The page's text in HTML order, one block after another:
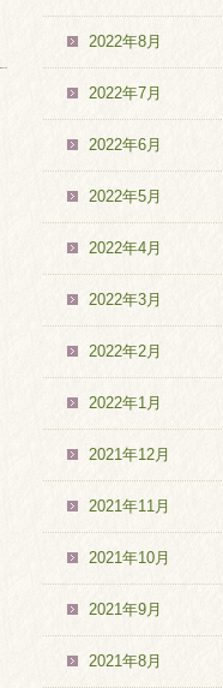
2022年8月
2022年7月
2022年6月
2022年5月
2022年4月
2022年3月
2022年2月
2022年1月
2021年12月
2021年11月
2021年10月
2021年9月
2021年8月